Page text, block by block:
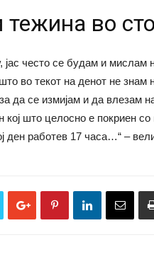
тежина во
јас често се будам и мислам
во текот на денот не
да се измијам и да влезам
што целосно е покриен
ден работев 17 часа…“ –